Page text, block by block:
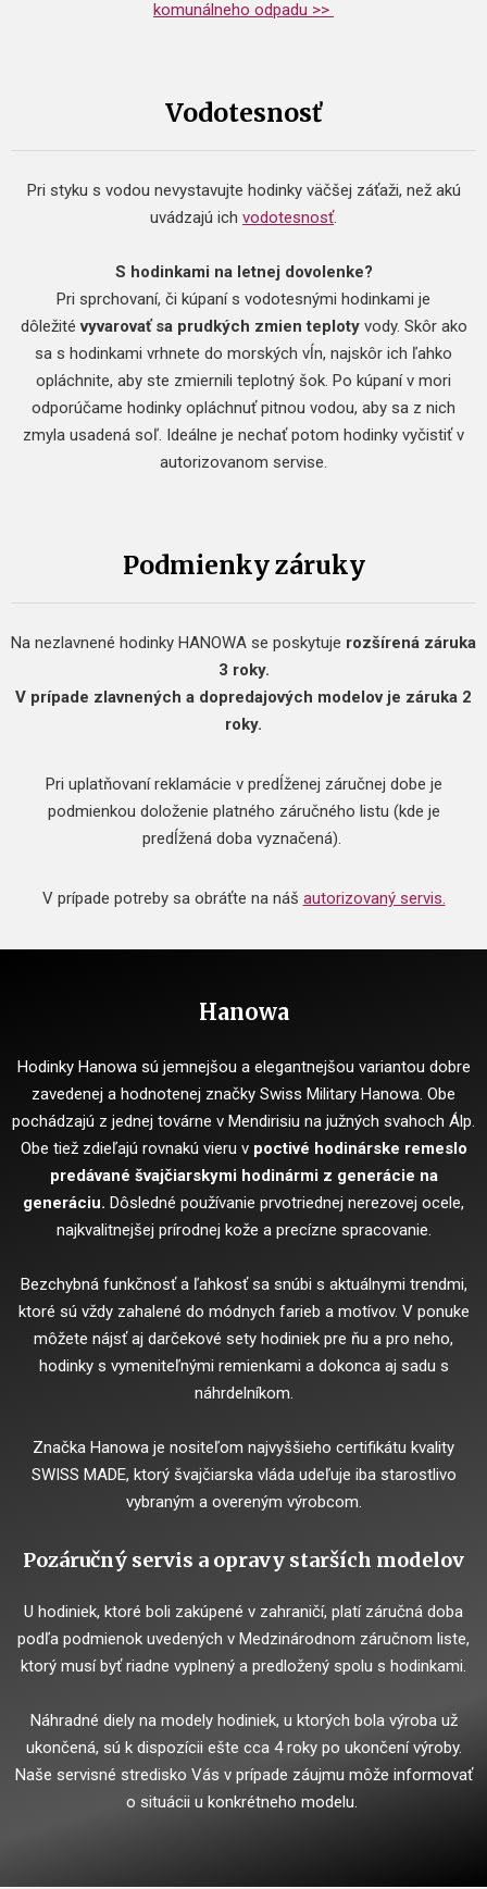
komunálneho odpadu >>
Vodotesnosť
Pri styku s vodou nevystavujte hodinky väčšej záťaži, než akú
uvádzajú ich vodotesnosť.
S hodinkami na letnej dovolenke?
Pri sprchovaní, či kúpaní s vodotesnými hodinkami je
dôležitévyvarovať sa prudkých zmien teploty vody. Skôr ako
sa s hodinkami vrhnete do morských vĺn, najskôr ich ľahko
opláchnite, aby ste zmiernili teplotný šok. Po kúpaní v mori
odporúčame hodinky opláchnuť pitnou vodou, aby sa z nich
zmyla usadená soľ. Ideálne je nechať potom hodinky vyčistiť v
autorizovanom servise.
Podmienky záruky
Na nezlavnené hodinky HANOWA se poskytuje rozšírená záruka
3 roky.
V prípade zlavnených a dopredajových modelov je záruka 2
roky.
Pri uplatňovaní reklamácie v predĺženej záručnej dobe je
podmienkou doloženie platného záručného listu (kde je
predĺžená doba vyznačená).
V prípade potreby sa obráťte na náš autorizovaný servis.
Hanowa
Hodinky Hanowa sú jemnejšou a elegantnejšou variantou dobre
zavedenej a hodnotenej značky Swiss Military Hanowa. Obe
pochádzajú z jednej továrne v Mendirisiu na južných svahoch Álp.
Obe tiež zdieľajú rovnakú vieru v poctivé hodinárske remeslo
predávané švajčiarskymi hodinármi z generácie na
generáciu. Dôsledné používanie prvotriednej nerezovej ocele,
najkvalitnejšej prírodnej kože a precízne spracovanie.
Bezchybná funkčnosť a ľahkosť sa snúbi s aktuálnymi trendmi,
ktoré sú vždy zahalené do módnych farieb a motívov. V ponuke
môžete nájsť aj darčekové sety hodiniek pre ňu a pro neho,
hodinky s vymeniteľnými remienkami a dokonca aj sadu s
náhrdelníkom.
Značka Hanowa je nositeľom najvyššieho certifikátu kvality
SWISS MADE, ktorý švajčiarska vláda udeľuje iba starostlivo
vybraným a overeným výrobcom.
Pozáručný servis a opravy starších modelov
U hodiniek, ktoré boli zakúpené v zahraničí, platí záručná doba
podľa podmienok uvedených v Medzinárodnom záručnom liste,
ktorý musí byť riadne vyplnený a predložený spolu s hodinkami.
Náhradné diely na modely hodiniek, u ktorých bola výroba už
ukončená, sú k dispozícii ešte cca 4 roky po ukončení výroby.
Naše servisné stredisko Vás v prípade záujmu môže informovať
o situácii u konkrétneho modelu.